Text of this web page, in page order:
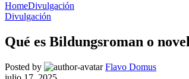
HomeDivulgación
Divulgación
Qué es Bildungsroman o
Posted by
Flavo Domus